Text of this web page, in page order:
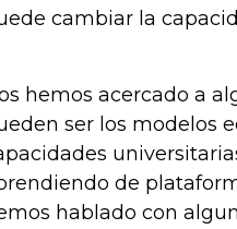
cambiar la
hemos acercado a
ser los modelos
de
hablado con